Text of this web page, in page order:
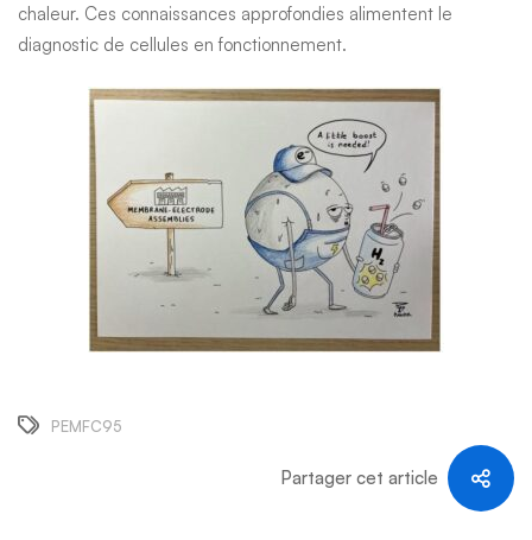
chaleur. Ces connaissances approfondies alimentent le
diagnostic de cellules en fonctionnement.
PEMFC95
Partager cet article